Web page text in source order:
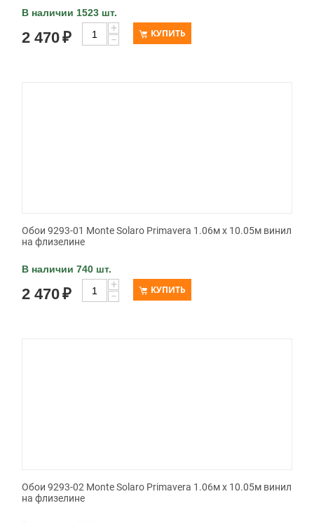
В наличии 1523 шт.
2 470₽
+
−
КУПИТЬ
Обои 9293-01 Monte Solaro Primavera 1.06м x 10.05м винил
на флизелине
В наличии 740 шт.
2 470₽
+
−
КУПИТЬ
Обои 9293-02 Monte Solaro Primavera 1.06м x 10.05м винил
на флизелине